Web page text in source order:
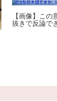
【画像】この
抜きで反論で